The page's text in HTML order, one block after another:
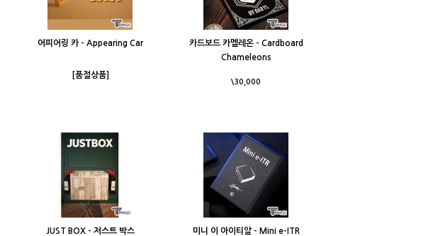
어피어링 카 - Appearing Car
[품절상품]
카드보드 카멜레온 - Cardboard
Chameleons
\30,000
JUST BOX - 저스트 박스 미니 이 아이티알 - Mini e-ITR